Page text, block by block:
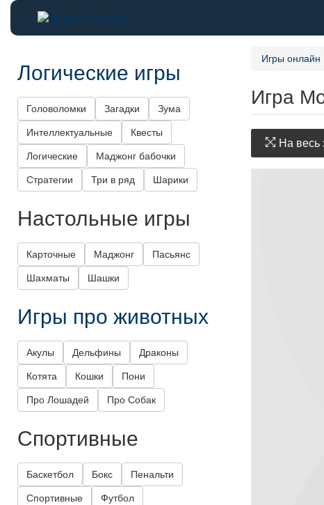
Игры онлайн
Игра
На весь
Логические игры
Головоломки Загадки Зума
Интеллектуальные Квесты
Логические Маджонг бабочки
Стратегии Три в ряд Шарики
Настольные игры
Карточные Маджонг Пасьянс
Шахматы Шашки
Игры про животных
Акулы Дельфины Драконы
Котята Кошки Пони
Про Лошадей Про Собак
Спортивные
Баскетбол Бокс Пенальти
Спортивные Футбол